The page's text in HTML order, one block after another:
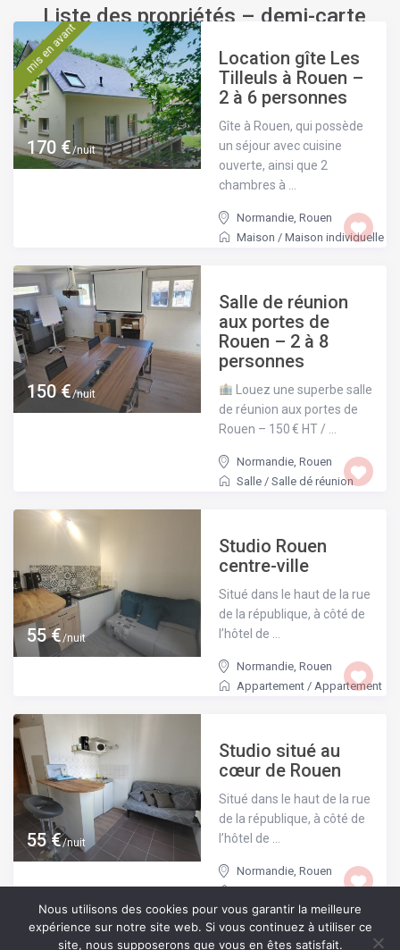
Liste des propriétés – demi-carte
170 €/nuit
mis en avant
Location gîte Les
Tilleuls à Rouen –
2 à 6 personnes
Gîte à Rouen, qui possède
un séjour avec cuisine
ouverte, ainsi que 2
chambres à ...
Normandie,Rouen
Maison /Maison individuelle
150 €/nuit
Salle de réunion
aux portes de
Rouen – 2 à 8
personnes
Louez une superbe salle
de réunion aux portes de
Rouen – 150 € HT / ...
Normandie,Rouen
Salle /Salle dé réunion
55 €/nuit
Studio Rouen
centre-ville
Situé dans le haut de la rue
de la république, à côté de
l’hôtel de ...
Normandie,Rouen
Appartement /Appartement
55 €/nuit
Studio situé au
cœur de Rouen
Situé dans le haut de la rue
de la république, à côté de
l’hôtel de ...
Normandie,Rouen
Appartement/Appartement
Nous utilisons des cookies pour vous garantir la meilleure
expérience sur notre site web. Si vous continuez à utiliser ce
site, nous supposerons que vous en êtes satisfait.